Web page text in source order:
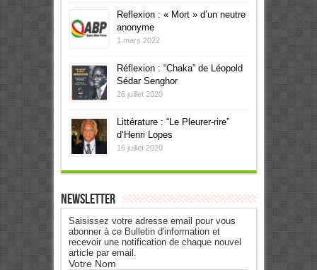
Reflexion : « Mort » d’un neutre
anonyme
1 mars 2022
Réflexion : “Chaka” de Léopold
Sédar Senghor
26 juillet 2020
Littérature : “Le Pleurer-rire”
d’Henri Lopes
16 juillet 2020
Newsletter
Saisissez votre adresse email pour vous
abonner à ce Bulletin d'information et
recevoir une notification de chaque nouvel
article par email.
Votre Nom